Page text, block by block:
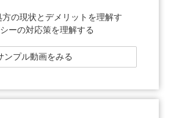
方の現状とデメリットを理解す
ーの対応策を理解する
ンプル動画をみる